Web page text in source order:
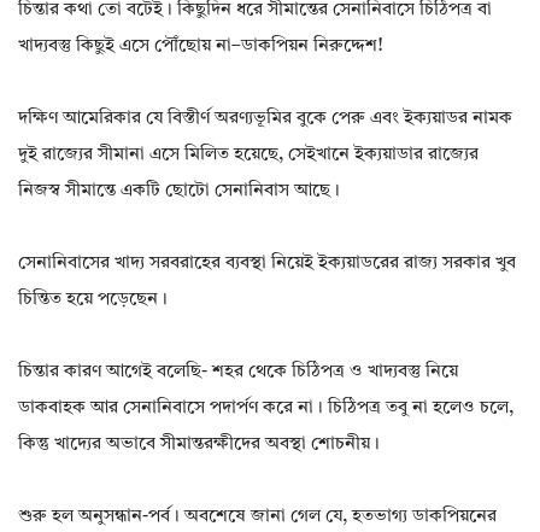
চিন্তার কথা তো বটেই। কিছুদিন ধরে সীমান্তের সেনানিবাসে চিঠিপত্র বা
খাদ্যবস্তু কিছুই এসে পৌঁছোয় না–ডাকপিয়ন নিরুদ্দেশ!
দক্ষিণ আমেরিকার যে বিস্তীর্ণ অরণ্যভূমির বুকে পেরু এবং ইক্যয়াডর নামক
দুই রাজ্যের সীমানা এসে মিলিত হয়েছে, সেইখানে ইক্যয়াডার রাজ্যের
নিজস্ব সীমান্তে একটি ছোটো সেনানিবাস আছে।
সেনানিবাসের খাদ্য সরবরাহের ব্যবস্থা নিয়েই ইক্যয়াডরের রাজ্য সরকার খুব
চিন্তিত হয়ে পড়েছেন।
চিন্তার কারণ আগেই বলেছি- শহর থেকে চিঠিপত্র ও খাদ্যবস্তু নিয়ে
ডাকবাহক আর সেনানিবাসে পদার্পণ করে না। চিঠিপত্র তবু না হলেও চলে,
কিন্তু খাদ্যের অভাবে সীমান্তরক্ষীদের অবস্থা শোচনীয়।
শুরু হল অনুসন্ধান-পর্ব। অবশেষে জানা গেল যে, হতভাগ্য ডাকপিয়নের